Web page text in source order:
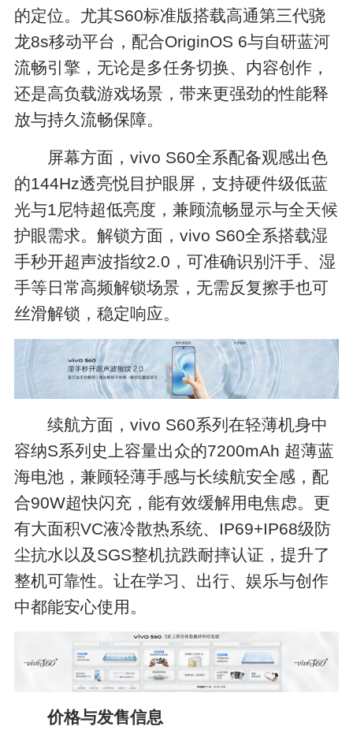
的定位。尤其S60标准版搭载高通第三代骁
龙8s移动平台，配合OriginOS 6与自研蓝河
流畅引擎，无论是多任务切换、内容创作，
还是高负载游戏场景，带来更强劲的性能释
放与持久流畅保障。
屏幕方面，vivo S60全系配备观感出色
的144Hz透亮悦目护眼屏，支持硬件级低蓝
光与1尼特超低亮度，兼顾流畅显示与全天候
护眼需求。解锁方面，vivo S60全系搭载湿
手秒开超声波指纹2.0，可准确识别汗手、湿
手等日常高频解锁场景，无需反复擦手也可
丝滑解锁，稳定响应。
续航方面，vivo S60系列在轻薄机身中
容纳S系列史上容量出众的7200mAh 超薄蓝
海电池，兼顾轻薄手感与长续航安全感，配
合90W超快闪充，能有效缓解用电焦虑。更
有大面积VC液冷散热系统、IP69+IP68级防
尘抗水以及SGS整机抗跌耐摔认证，提升了
整机可靠性。让在学习、出行、娱乐与创作
中都能安心使用。
价格与发售信息